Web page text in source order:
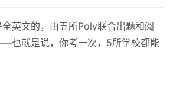
英文的，由五所Poly联合出题和阅
也就是说，你考一次，5所学校都能